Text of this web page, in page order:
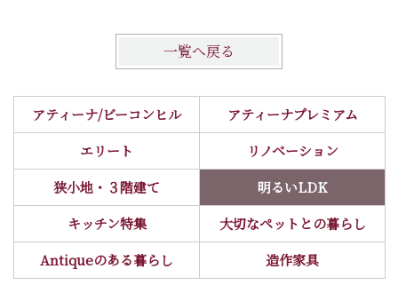
一覧へ戻る
アティーナ/ビーコンヒル
アティーナプレミアム
エリート
リノベーション
狭小地・３階建て
明るいLDK
キッチン特集
大切なペットとの暮らし
Antiqueのある暮らし
造作家具